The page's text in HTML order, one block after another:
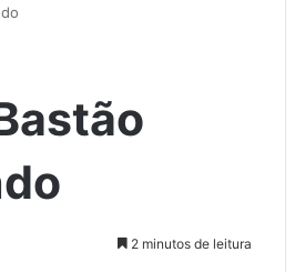
2 minutos de leitura